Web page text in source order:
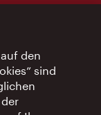
den
sind